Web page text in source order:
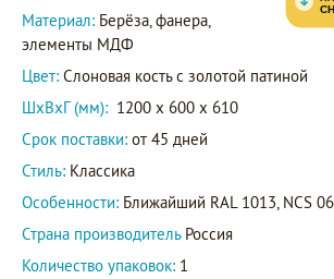
Материал: Берёза, фанера,
элементы МДФ
Цвет: Слоновая кость с золотой патиной
ШxВxГ (мм): 1200 x 600 x 610
Срок поставки: от 45 дней
Стиль: Классика
Особенности: Ближайший RAL 1013, NCS
Страна производитель Россия
Количество упаковок: 1